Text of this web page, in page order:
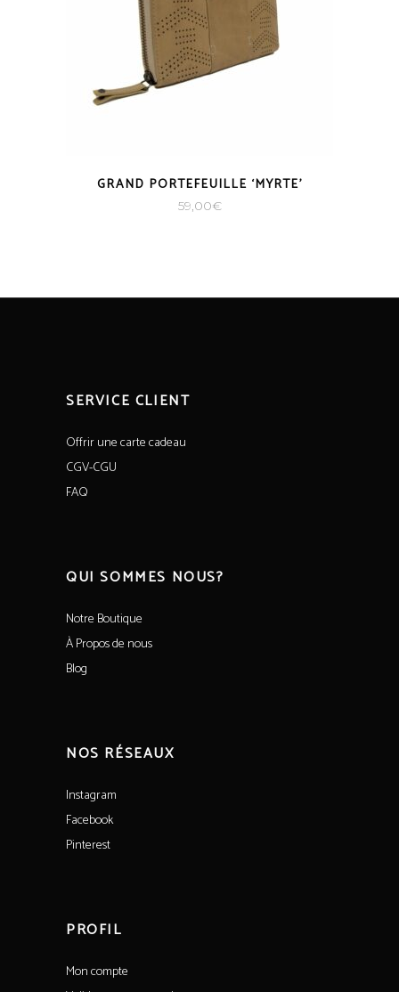
GRAND PORTEFEUILLE ‘MYRTE’
59,00€
SERVICE CLIENT
Offrir une carte cadeau
CGV-CGU
FAQ
QUI SOMMES NOUS?
Notre Boutique
À Propos de nous
Blog
NOS RÉSEAUX
Instagram
Facebook
Pinterest
PROFIL
Mon compte